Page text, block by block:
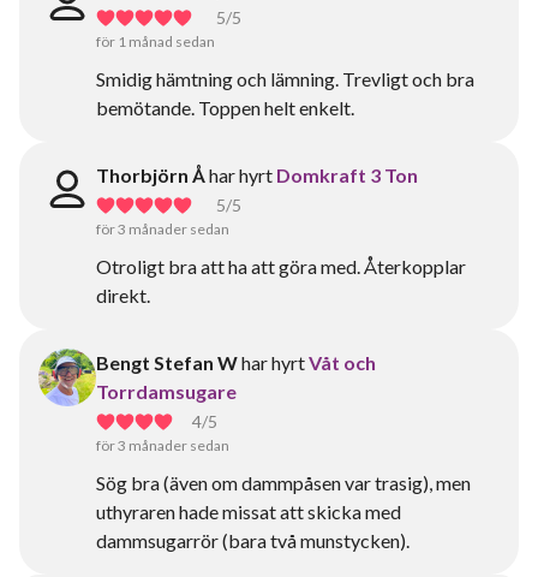
5/5
för 1 månad sedan
Smidig hämtning och lämning. Trevligt och bra
bemötande. Toppen helt enkelt.
Thorbjörn Åhar hyrt Domkraft 3 Ton
5/5
för 3 månader sedan
Otroligt bra att ha att göra med. Återkopplar
direkt.
Bengt Stefan Whar hyrtVåt och
Torrdamsugare
4/5
för 3 månader sedan
Sög bra (även om dammpåsen var trasig), men
uthyraren hade missat att skicka med
dammsugarrör (bara två munstycken).